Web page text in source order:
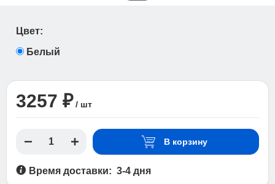
Цвет:
Белый
3257 ₽ / шт
В корзину
Время доставки: 3-4 дня